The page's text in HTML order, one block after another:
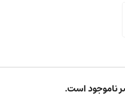
ناموجود است.